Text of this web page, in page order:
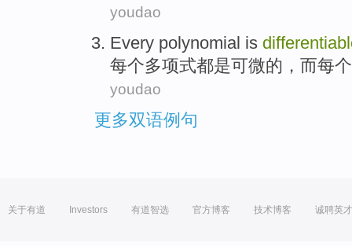
youdao
Every polynomial is
每个多项式都是可微的， 而每个
youdao
更多双语例句
关于有道 Investors 有道智选 官方博客 技术博客 诚聘英才